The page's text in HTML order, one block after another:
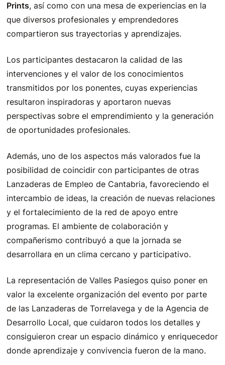
Prints, así como con una mesa de experiencias en la
que diversos profesionales y emprendedores
compartieron sus trayectorias y aprendizajes.
Los participantes destacaron la calidad de las
intervenciones y el valor de los conocimientos
transmitidos por los ponentes, cuyas experiencias
resultaron inspiradoras y aportaron nuevas
perspectivas sobre el emprendimiento y la generación
de oportunidades profesionales.
Además, uno de los aspectos más valorados fue la
posibilidad de coincidir con participantes de otras
Lanzaderas de Empleo de Cantabria, favoreciendo el
intercambio de ideas, la creación de nuevas relaciones
y el fortalecimiento de la red de apoyo entre
programas. El ambiente de colaboración y
compañerismo contribuyó a que la jornada se
desarrollara en un clima cercano y participativo.
La representación de Valles Pasiegos quiso poner en
valor la excelente organización del evento por parte
de las Lanzaderas de Torrelavega y de la Agencia de
Desarrollo Local, que cuidaron todos los detalles y
consiguieron crear un espacio dinámico y enriquecedor
donde aprendizaje y convivencia fueron de la mano.